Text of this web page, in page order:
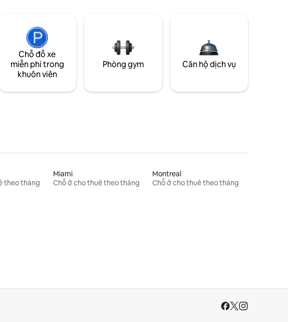
Chỗ đỗ xe
miễn phí trong
khuôn viên
Phòng gym Căn hộ dịch vụ
theo tháng
Miami
Chỗ ở cho thuê theo tháng
Montreal
Chỗ ở cho thuê theo tháng